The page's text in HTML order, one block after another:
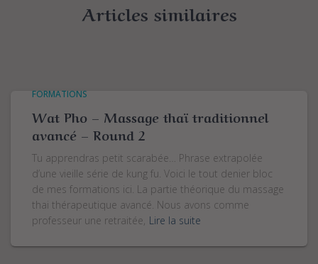
Articles similaires
FORMATIONS
Wat Pho – Massage thaï traditionnel
avancé – Round 2
Tu apprendras petit scarabée… Phrase extrapolée
d’une vieille série de kung fu. Voici le tout denier bloc
de mes formations ici. La partie théorique du massage
thai thérapeutique avancé. Nous avons comme
professeur une retraitée, Lire la suite